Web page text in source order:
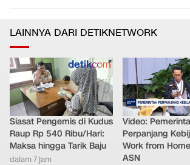
LAINNYA DARI DETIKNETWORK
Siasat Pengemis di Kudus
Raup Rp 540 Ribu/Hari:
Maksa hingga Tarik Baju
dalam 7 jam
Video:
Perpanjang
Work from
ASN